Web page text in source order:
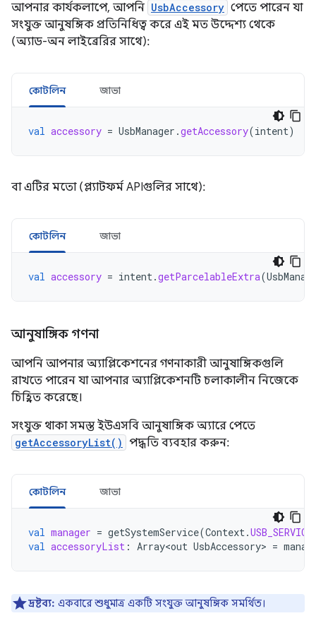
আপনার কার্যকলাপে, আপনি UsbAccessory পেতে পারেন যা
সংযুক্ত আনুষঙ্গিক প্রতিনিধিত্ব করে এই মত উদ্দেশ্য থেকে
(অ্যাড-অন লাইব্রেরির সাথে):
কোটলিন জাভা
val accessory = UsbManager .getAccessory(intent)
বা এটির মতো (প্ল্যাটফর্ম APIগুলির সাথে):
কোটলিন জাভা
val accessory = intent.getParcelableExtra(
আনুষাঙ্গিক গণনা
আপনি আপনার অ্যাপ্লিকেশনের গণনাকারী আনুষাঙ্গিকগুলি
রাখতে পারেন যা আপনার অ্যাপ্লিকেশনটি চলাকালীন নিজেকে
চিহ্নিত করেছে।
সংযুক্ত থাকা সমস্ত ইউএসবি আনুষাঙ্গিক অ্যারে পেতে
getAccessoryList() পদ্ধতি ব্যবহার করুন:
কোটলিন জাভা
val manager = getSystemService(Context.USB_SERVICE
val accessoryList : Array<out UsbAccessory> =
দ্রষ্টব্য: একবারে শুধুমাত্র একটি সংযুক্ত আনুষঙ্গিক সমর্থিত।